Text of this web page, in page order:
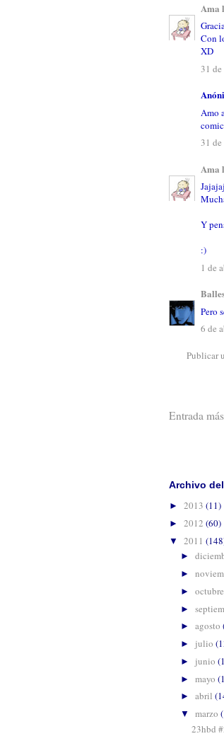
Ama
Con
XD
31
Amo
31
Ama
Y
:)
1 de
Pero
6 de
Publicar
Entrada
Archivo
► 2013 (11)
► 2012 (60)
▼ 2011
►
►
► octubre
►
► agosto
► julio
► junio
► mayo
► abril
▼ marzo
23hbd